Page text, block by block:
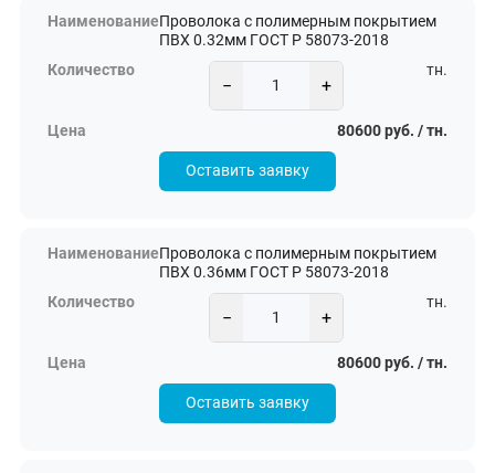
Проволока с полимерным покрытием
ПВХ 0.32мм ГОСТ Р 58073-2018
− +
тн.
80600 руб. / тн.
Оставить заявку
Проволока с полимерным покрытием
ПВХ 0.36мм ГОСТ Р 58073-2018
− +
тн.
80600 руб. / тн.
Оставить заявку